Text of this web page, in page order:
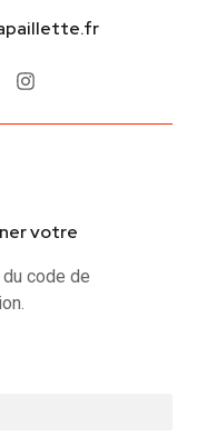
votre
code de